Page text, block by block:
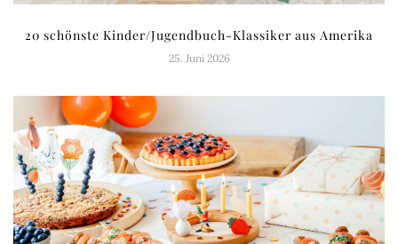
20 schönste Kinder/Jugendbuch-Klassiker aus Amerika
25. Juni 2026